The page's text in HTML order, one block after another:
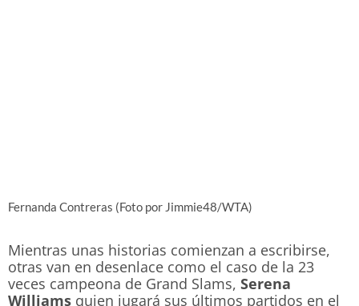
Fernanda Contreras (Foto por Jimmie48/WTA)
Mientras unas historias comienzan a escribirse,
otras van en desenlace como el caso de la 23
veces campeona de Grand Slams, Serena
Williams quien jugará sus últimos partidos en el